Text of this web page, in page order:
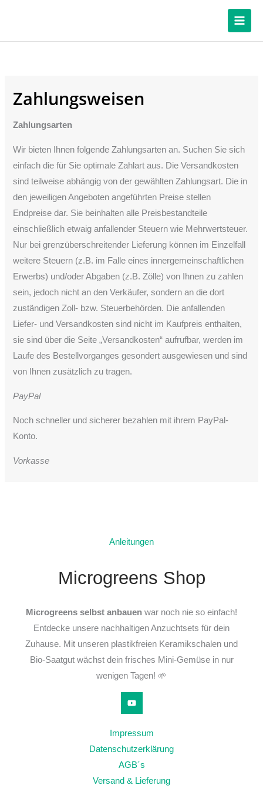
Zahlungsweisen
Zahlungsarten
Wir bieten Ihnen folgende Zahlungsarten an. Suchen Sie sich
einfach die für Sie optimale Zahlart aus. Die Versandkosten
sind teilweise abhängig von der gewählten Zahlungsart. Die in
den jeweiligen Angeboten angeführten Preise stellen
Endpreise dar. Sie beinhalten alle Preisbestandteile
einschließlich etwaig anfallender Steuern wie Mehrwertsteuer.
Nur bei grenzüberschreitender Lieferung können im Einzelfall
weitere Steuern (z.B. im Falle eines innergemeinschaftlichen
Erwerbs) und/oder Abgaben (z.B. Zölle) von Ihnen zu zahlen
sein, jedoch nicht an den Verkäufer, sondern an die dort
zuständigen Zoll- bzw. Steuerbehörden. Die anfallenden
Liefer- und Versandkosten sind nicht im Kaufpreis enthalten,
sie sind über die Seite „Versandkosten“ aufrufbar, werden im
Laufe des Bestellvorganges gesondert ausgewiesen und sind
von Ihnen zusätzlich zu tragen.
PayPal
Noch schneller und sicherer bezahlen mit ihrem PayPal-
Konto.
Vorkasse
Anleitungen
Microgreens Shop
Microgreens selbst anbauen war noch nie so einfach!
Entdecke unsere nachhaltigen Anzuchtsets für dein
Zuhause. Mit unseren plastikfreien Keramikschalen und
Bio-Saatgut wächst dein frisches Mini-Gemüse in nur
wenigen Tagen! 🌱
Impressum
Datenschutzerklärung
AGB´s
Versand & Lieferung